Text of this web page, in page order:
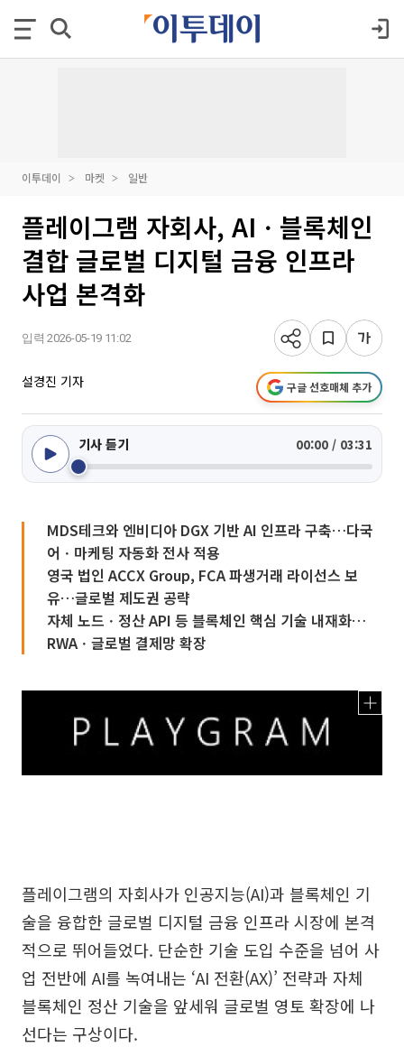
이투데이 마켓 일반
플레이그램 자회사, AIㆍ블록체인
결합 글로벌 디지털 금융 인프라
사업 본격화
입력 2026-05-19 11:02
설경진 기자 구글 선호매체 추가
기사 듣기 00:00 / 03:31
MDS테크와 엔비디아 DGX 기반 AI 인프라 구축…다국
어ㆍ마케팅 자동화 전사 적용
영국 법인 ACCX Group, FCA 파생거래 라이선스 보
유…글로벌 제도권 공략
자체 노드ㆍ정산 API 등 블록체인 핵심 기술 내재화…
RWAㆍ글로벌 결제망 확장
플레이그램의 자회사가 인공지능(AI)과 블록체인 기
술을 융합한 글로벌 디지털 금융 인프라 시장에 본격
적으로 뛰어들었다. 단순한 기술 도입 수준을 넘어 사
업 전반에 AI를 녹여내는 ‘AI 전환(AX)’ 전략과 자체
블록체인 정산 기술을 앞세워 글로벌 영토 확장에 나
선다는 구상이다.